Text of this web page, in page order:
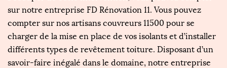
sur notre entreprise FD Rénovation 11. Vous pouvez
compter sur nos artisans couvreurs 11500 pour se
charger de la mise en place de vos isolants et d’installer
différents types de revêtement toiture. Disposant d’un
savoir-faire inégalé dans le domaine, notre entreprise